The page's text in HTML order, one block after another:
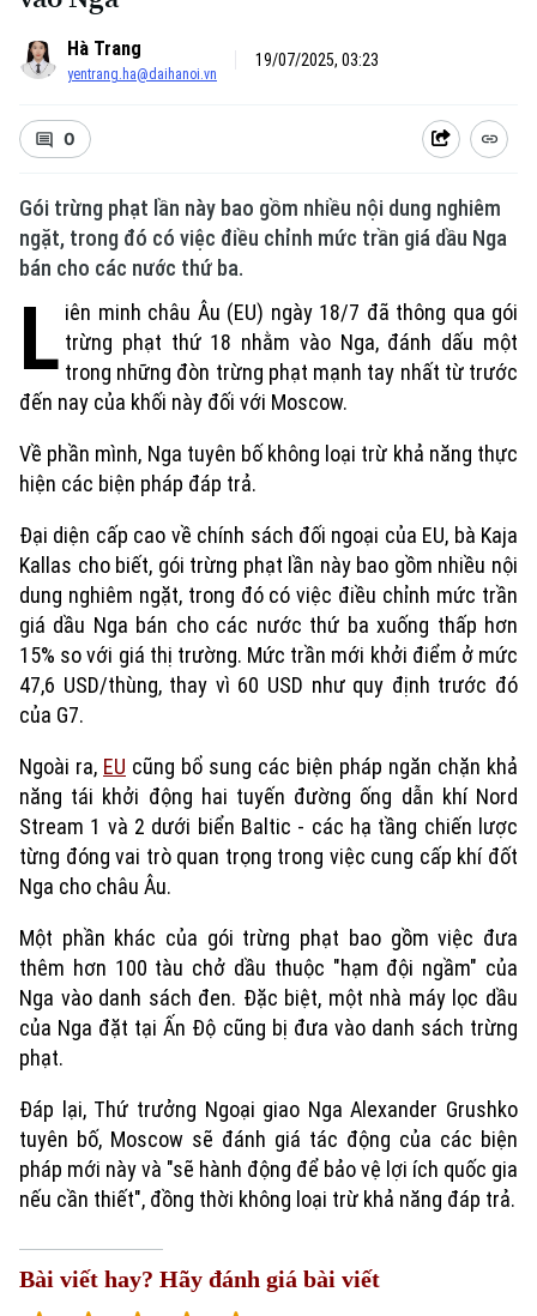
Xu hướng
Hà Trang
yentrang.ha@daihanoi.vn
19/07/2025, 03:23
0
Gói trừng phạt lần này bao gồm nhiều nội dung nghiêm
ngặt, trong đó có việc điều chỉnh mức trần giá dầu Nga
bán cho các nước thứ ba.
L iên minh châu Âu (EU) ngày 18/7 đã thông qua gói
trừng phạt thứ 18 nhằm vào Nga, đánh dấu một
trong những đòn trừng phạt mạnh tay nhất từ trước
đến nay của khối này đối với Moscow.
Về phần mình, Nga tuyên bố không loại trừ khả năng thực
hiện các biện pháp đáp trả.
Đại diện cấp cao về chính sách đối ngoại của EU, bà Kaja
Kallas cho biết, gói trừng phạt lần này bao gồm nhiều nội
dung nghiêm ngặt, trong đó có việc điều chỉnh mức trần
giá dầu Nga bán cho các nước thứ ba xuống thấp hơn
15% so với giá thị trường. Mức trần mới khởi điểm ở mức
47,6 USD/thùng, thay vì 60 USD như quy định trước đó
của G7.
Ngoài ra, EU cũng bổ sung các biện pháp ngăn chặn khả
năng tái khởi động hai tuyến đường ống dẫn khí Nord
Stream 1 và 2 dưới biển Baltic - các hạ tầng chiến lược
từng đóng vai trò quan trọng trong việc cung cấp khí đốt
Nga cho châu Âu.
Một phần khác của gói trừng phạt bao gồm việc đưa
thêm hơn 100 tàu chở dầu thuộc "hạm đội ngầm" của
Nga vào danh sách đen. Đặc biệt, một nhà máy lọc dầu
của Nga đặt tại Ấn Độ cũng bị đưa vào danh sách trừng
phạt.
Đáp lại, Thứ trưởng Ngoại giao Nga Alexander Grushko
tuyên bố, Moscow sẽ đánh giá tác động của các biện
pháp mới này và "sẽ hành động để bảo vệ lợi ích quốc gia
nếu cần thiết", đồng thời không loại trừ khả năng đáp trả.
Bài viết hay? Hãy đánh giá bài viết